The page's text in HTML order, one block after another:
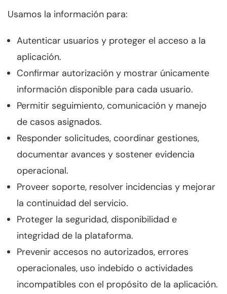
Usamos la información para:
Autenticar usuarios y proteger el acceso a la
aplicación.
Confirmar autorización y mostrar únicamente
información disponible para cada usuario.
Permitir seguimiento, comunicación y manejo
de casos asignados.
Responder solicitudes, coordinar gestiones,
documentar avances y sostener evidencia
operacional.
Proveer soporte, resolver incidencias y mejorar
la continuidad del servicio.
Proteger la seguridad, disponibilidad e
integridad de la plataforma.
Prevenir accesos no autorizados, errores
operacionales, uso indebido o actividades
incompatibles con el propósito de la aplicación.